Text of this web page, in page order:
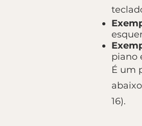
piano
É um
16).